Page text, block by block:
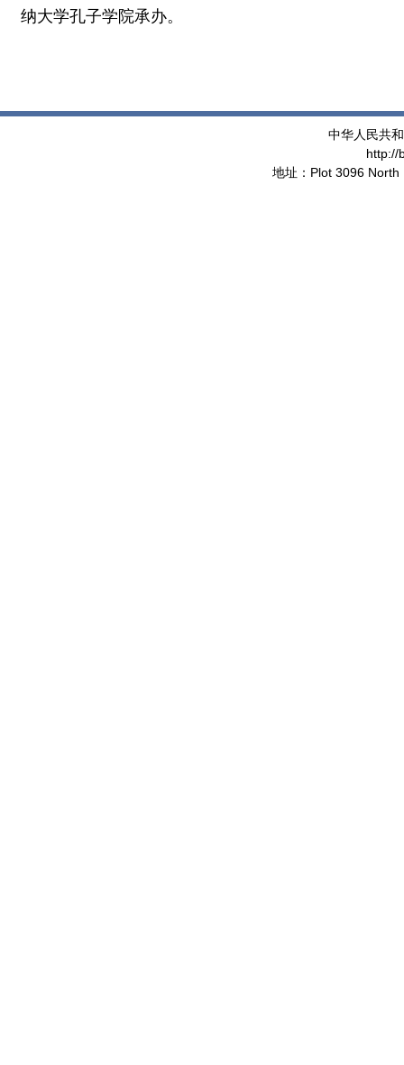
纳大学孔子学院承办。
中华人民共
http://
地址：Plot 3096